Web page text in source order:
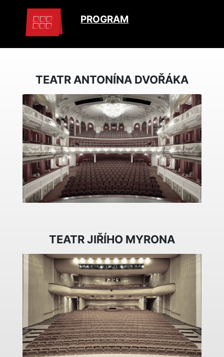
PROGRAM
TEATR ANTONÍNA DVOŘÁKA
TEATR JIŘÍHO MYRONA